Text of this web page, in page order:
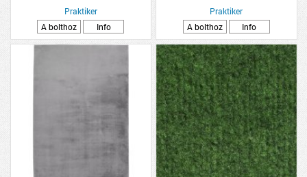
Praktiker
A bolthoz
Info
Praktiker
A bolthoz
Info